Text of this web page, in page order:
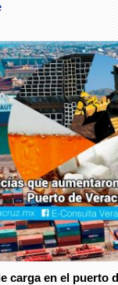
carga en el puerto